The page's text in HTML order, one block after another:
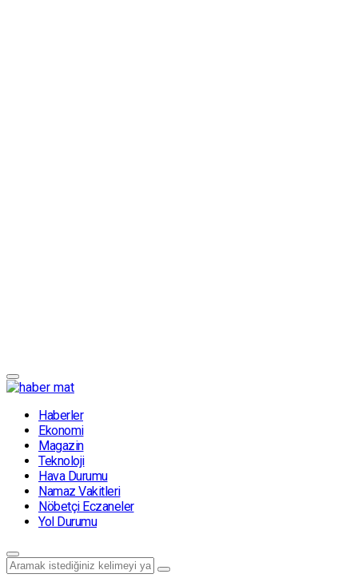
Haberler
Ekonomi
Magazin
Teknoloji
Hava Durumu
Namaz Vakitleri
Nöbetçi Eczaneler
Yol Durumu